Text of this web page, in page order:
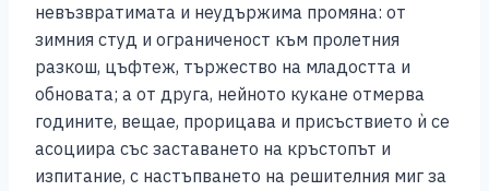
невъзвратимата и неудържима промяна: от
зимния студ и ограниченост към пролетния
разкош, цъфтеж, тържество на младостта и
обновата; а от друга, нейното кукане отмерва
годините, вещае, прорицава и присъствието ѝ се
асоциира със заставането на кръстопът и
изпитание, с настъпването на решителния миг за